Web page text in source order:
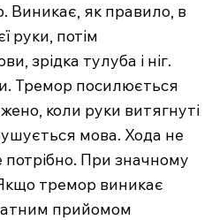
Виникає, як правило, в
руки, потім
зрідка тулуба і ніг.
Тремор посилюється
коли руки витягнуті
мова. Хода не
потрібно. При значному
тремор виникає
прийомом